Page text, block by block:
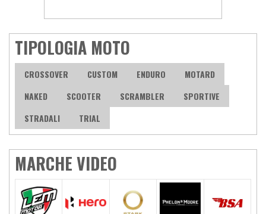
TIPOLOGIA MOTO
CROSSOVER CUSTOM ENDURO
MOTARD
NAKED
SCOOTER SCRAMBLER
SPORTIVE
STRADALI
TRIAL
MARCHE VIDEO